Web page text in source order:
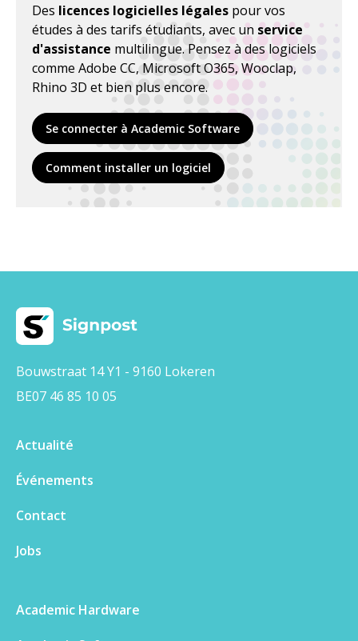
Des licences logicielles légales pour vos
études à des tarifs étudiants, avec un service
d'assistance multilingue. Pensez à des logiciels
comme Adobe CC, Microsoft O365, Wooclap,
Rhino 3D et bien plus encore.
Se connecter à Academic Software
Comment installer un logiciel
Bouwstraat 14 Y1 - 9160 Lokeren
BE07 46 85 10 05
Actualité
Événements
Contact
Jobs
Academic Hardware